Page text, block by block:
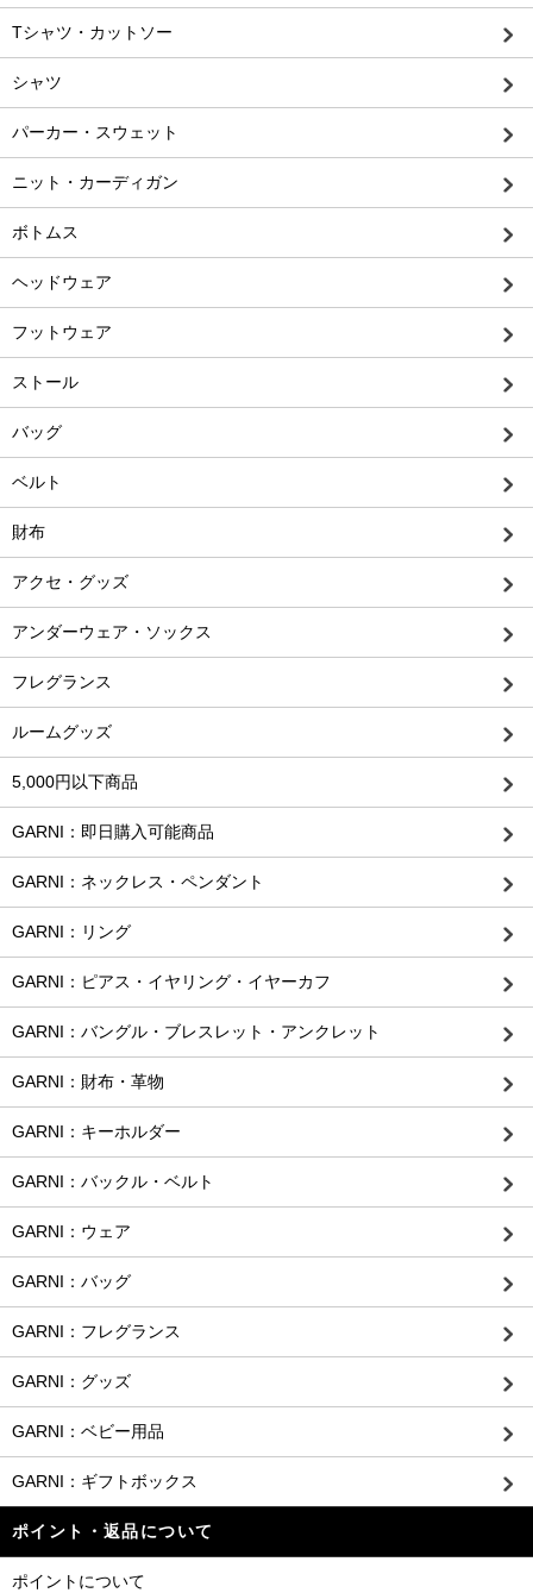
Tシャツ・カットソー
シャツ
パーカー・スウェット
ニット・カーディガン
ボトムス
ヘッドウェア
フットウェア
ストール
バッグ
ベルト
財布
アクセ・グッズ
アンダーウェア・ソックス
フレグランス
ルームグッズ
5,000円以下商品
GARNI：即日購入可能商品
GARNI：ネックレス・ペンダント
GARNI：リング
GARNI：ピアス・イヤリング・イヤーカフ
GARNI：バングル・ブレスレット・アンクレット
GARNI：財布・革物
GARNI：キーホルダー
GARNI：バックル・ベルト
GARNI：ウェア
GARNI：バッグ
GARNI：フレグランス
GARNI：グッズ
GARNI：ベビー用品
GARNI：ギフトボックス
ポイント・返品について
ポイントについて